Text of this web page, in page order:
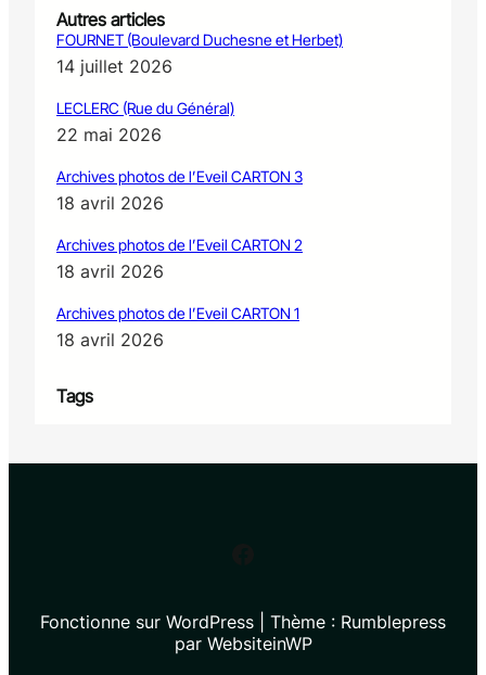
Autres articles
FOURNET (Boulevard Duchesne et Herbet)
14 juillet 2026
LECLERC (Rue du Général)
22 mai 2026
Archives photos de l’Eveil CARTON 3
18 avril 2026
Archives photos de l’Eveil CARTON 2
18 avril 2026
Archives photos de l’Eveil CARTON 1
18 avril 2026
Tags
Fonctionne sur WordPress | Thème : Rumblepress
par WebsiteinWP